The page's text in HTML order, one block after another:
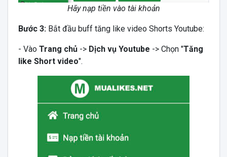
Hãy nạp tiền vào tài khoản
Bước 3:Bắt đầu buff tăng like video Shorts Youtube:
- Vào Trang chủ-> Dịch vụ Youtube -> Chọn "Tăng
like Short video".